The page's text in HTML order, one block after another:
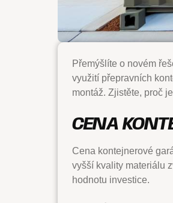
Přemýšlíte o novém
využití přepravních
montáž. Zjistěte, proč
CENA
Cena kontejnerové
vyšší kvality materiálu
hodnotu investice.